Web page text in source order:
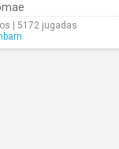
| 5172 jugadas